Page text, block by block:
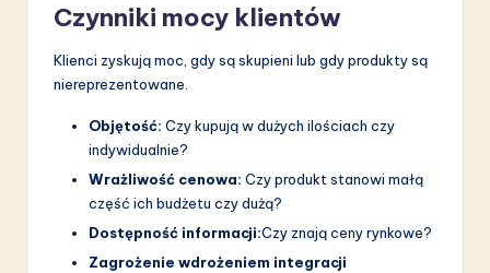
Czynniki mocy klientów
Klienci zyskują moc, gdy są skupieni lub gdy produkty są
niereprezentowane.
Objętość: Czy kupują w dużych ilościach czy
indywidualnie?
Wrażliwość cenowa: Czy produkt stanowi małą
część ich budżetu czy dużą?
Dostępność informacji:Czy znają ceny rynkowe?
Zagrożenie wdrożeniem integracji